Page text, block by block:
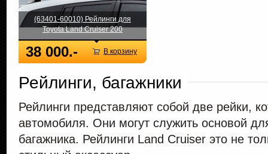
(63401-60010) Рейлинги для
Toyota Land Cruiser 200
38 000.- В корзину
Рейлинги, багажники
Рейлинги представляют собой две рейки,
автомобиля. Они могут служить основой
багажника. Рейлинги Land Cruiser это не